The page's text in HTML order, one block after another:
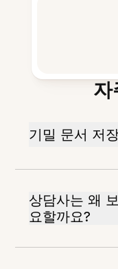
자
기밀 문서 저
상담사는 왜
요할까요?